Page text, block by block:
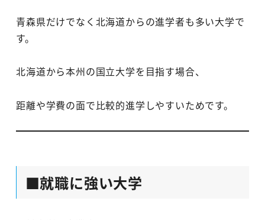
青森県だけでなく北海道からの進学者も多い大学で
す。
北海道から本州の国立大学を目指す場合、
距離や学費の面で比較的進学しやすいためです。
■就職に強い大学